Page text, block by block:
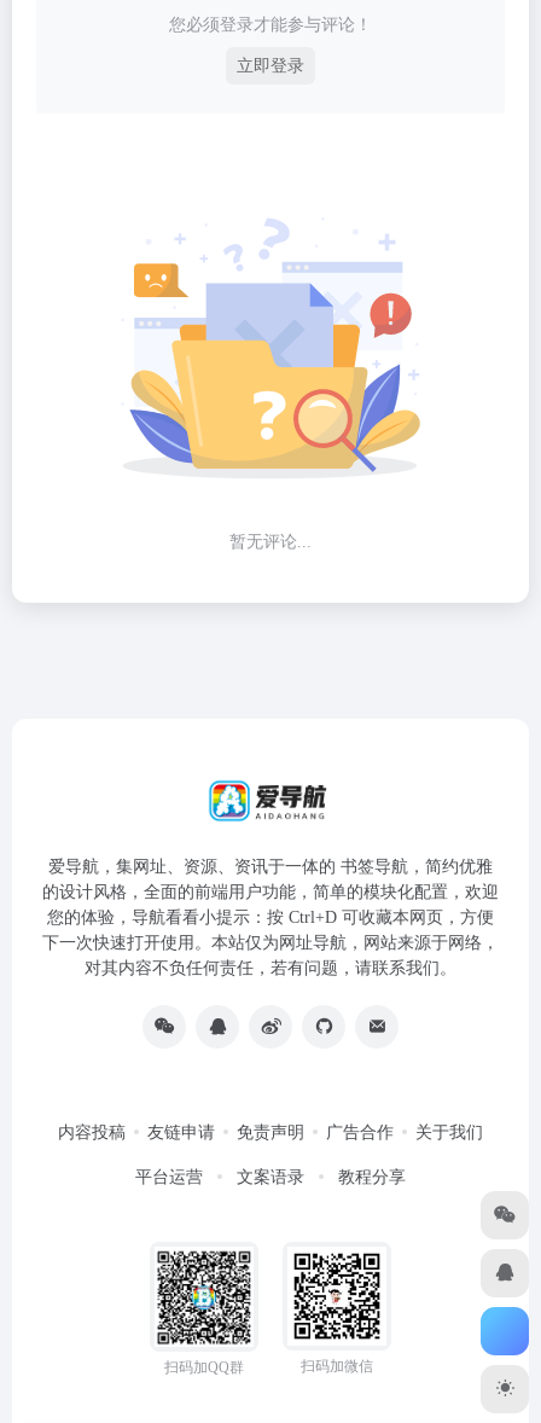
您必须登录才能参与评论！
立即登录
暂无评论...
爱导航，集网址、资源、资讯于一体的 书签导航，简约优雅
的设计风格，全面的前端用户功能，简单的模块化配置，欢迎
您的体验，导航看看小提示：按 Ctrl+D 可收藏本网页，方便
下一次快速打开使用。本站仅为网址导航，网站来源于网络，
对其内容不负任何责任，若有问题，请联系我们。
内容投稿 友链申请 免责声明 广告合作 关于我们
平台运营 文案语录 教程分享
扫码加QQ群 扫码加微信